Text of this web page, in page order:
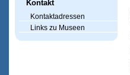
Kontakt
Kontaktadressen
Links zu Museen